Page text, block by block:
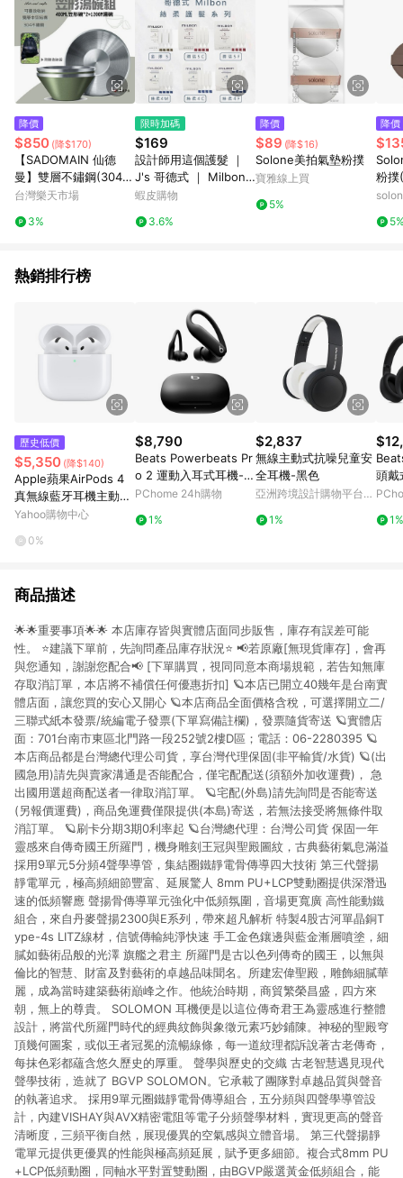
使用APP、或中途瀏覽比價網、回饋網、Google等其他網頁、或
由網頁版(電腦版/手機版網頁)切換為App都將會造成追蹤中斷而
無法進行 LINE POINTS 回饋。 (5) LINE 購物為購物資訊整合性
平台，商品資料更新會有時間差，如顯示之商品規格、顏色、價
位、贈品與台灣樂天市場銷售網頁不符，以銷售網頁標示為準。
(6) 導購訂單已逾 365 天，根據台灣樂天回饋規定，逾期訂單將
點數回饋或點數回饋有爭議，台灣樂天市場保有更改條款與法律
追訴之權利，活動詳情以樂天市場網站公告為準。
降價
$850 (降$170)
【SADOMAIN 仙德
曼】雙層不鏽鋼(304#)
笠形湯碗組-綠色 露營
碗組 野炊 悠遊戶外
台灣樂天市場
3%
限時加碼
$169
設計師用這個護髮 ｜
J's 哥德式 ｜ Milbon
護髮 第四劑 絲柔 潤活
計師愛用 正品
蝦皮購物
3.6%
降價
$89 (降$16)
Solone美拍氣墊粉撲
寶雅線上買
5%
降價
粉撲
熱銷排行榜
歷史低價
$5,350 (降$140)
Apple蘋果AirPods 4
真無線藍牙耳機主動式
降噪款
Yahoo購物中心
0%
$8,790
Beats Powerbeats Pr
o 2 運動入耳式耳機-極
速黑
PChome 24h購物
1%
$2,837
無線主動式抗噪兒童安
全耳機-黑色
亞洲跨境設計購物平台
1%
頭戴
1%
商品描述
🌟🌟重要事項🌟🌟 本店庫存皆與實體店面同步販售，庫存有誤差可能
性。 ⭐建議下單前，先詢問產品庫存狀況⭐ 📢若原廠[無現貨庫存]，會再
與您通知，謝謝您配合📢 [下單購買，視同同意本商場規範，若告知無庫
存取消訂單，本店將不補償任何優惠折扣] 🪐本店已開立40幾年是台南實
體店面，讓您買的安心又開心 🪐本店商品全面價格含稅，可選擇開立二/
三聯式紙本發票/統編電子發票(下單寫備註欄)，發票隨貨寄送 🪐實體店
面：701台南市東區北門路一段252號2樓D區；電話：06-2280395 🪐
本店商品都是台灣總代理公司貨，享台灣代理保固(非平輸貨/水貨) 🪐(出
國急用)請先與賣家溝通是否能配合，僅宅配配送(須額外加收運費)， 急
出國用選超商配送者一律取消訂單。 🪐宅配(外島)請先詢問是否能寄送
(另報價運費)，商品免運費僅限提供(本島)寄送，若無法接受將無條件取
消訂單。 🪐刷卡分期3期0利率起 🪐台灣總代理：台灣公司貨 保固一年
靈感來自傳奇國王所羅門，機身雕刻王冠與聖殿圖紋，古典藝術氣息滿溢
採用9單元5分頻4聲學導管，集結圈鐵靜電骨傳導四大技術 第三代聲揚
靜電單元，極高頻細節豐富、延展驚人 8mm PU+LCP雙動圈提供深潛迅
速的低頻響應 聲揚骨傳導單元強化中低頻氛圍，音場更寬廣 高性能動鐵
組合，來自丹麥聲揚2300與E系列，帶來超凡解析 特製4股古河單晶銅T
ype-4s LITZ線材，信號傳輸純淨快速 手工金色鑲邊與藍金漸層噴塗，細
膩如藝術品般的光澤 旗艦之君主 所羅門是古以色列傳奇的國王，以無與
倫比的智慧、財富及對藝術的卓越品味聞名。所建宏偉聖殿，雕飾細膩華
麗，成為當時建築藝術巔峰之作。他統治時期，商貿繁榮昌盛，四方來
朝，無上的尊貴。 SOLOMON 耳機便是以這位傳奇君王為靈感進行整體
設計，將當代所羅門時代的經典紋飾與象徵元素巧妙鋪陳。神秘的聖殿穹
頂幾何圖案，或似王者冠冕的流暢線條，每一道紋理都訴說著古老傳奇，
每抹色彩都蘊含悠久歷史的厚重。 聲學與歷史的交織 古老智慧遇見現代
聲學技術，造就了 BGVP SOLOMON。它承載了團隊對卓越品質與聲音
的執著追求。 採用9單元圈鐵靜電骨傳導組合，五分頻與四聲學導管設
計，內建VISHAY與AVX精密電阻等電子分頻聲學材料，實現更高的聲音
清晰度，三頻平衡自然，展現優異的空氣感與立體音場。 第三代聲揚靜
電單元提供更優異的性能與極高頻延展，賦予更多細節。複合式8mm PU
+LCP低頻動圈，同軸水平對置雙動圈，由BGVP嚴選黃金低頻組合，能